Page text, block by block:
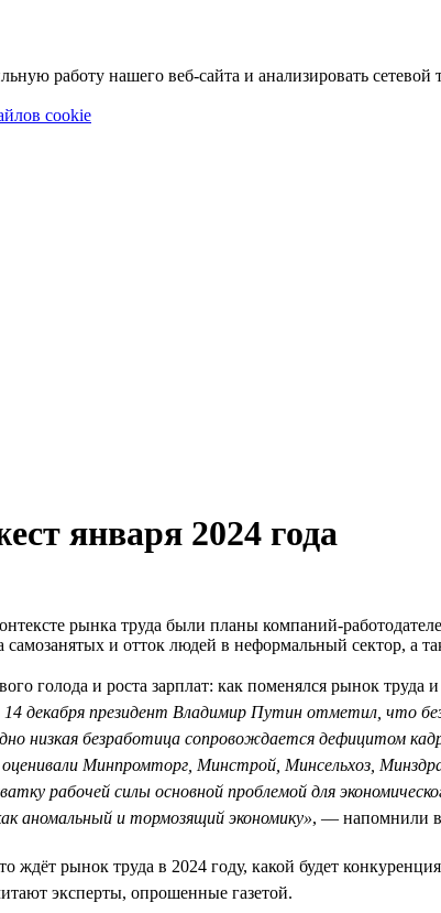
работу нашего веб-сайта и анализировать сетевой
cookie
января 2024 года
рынка труда были планы компаний-
и отток людей в неформальный сектор, а
голода и роста зарплат: как поменялся рынок труда
декабря президент Владимир Путин отметил, что
низкая безработица сопровождается дефицитом
Минпромторг, Минстрой, Минсельхоз,
рабочей силы основной проблемой для
аномальный и тормозящий экономику», — напомнили в
ждёт рынок труда в 2024 году, какой будет
эксперты, опрошенные газетой.